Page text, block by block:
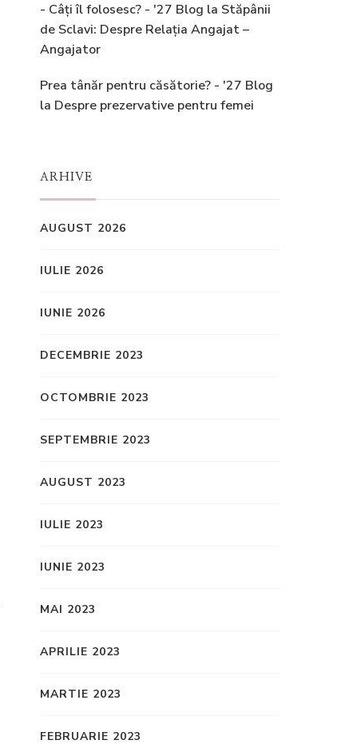
- Câți îl folosesc? - '27 Blog la Stăpânii
de Sclavi: Despre Relația Angajat –
Angajator
Prea tânăr pentru căsătorie? - '27 Blog
la Despre prezervative pentru femei
ARHIVE
AUGUST 2026
IULIE 2026
IUNIE 2026
DECEMBRIE 2023
OCTOMBRIE 2023
SEPTEMBRIE 2023
AUGUST 2023
IULIE 2023
IUNIE 2023
MAI 2023
APRILIE 2023
MARTIE 2023
FEBRUARIE 2023